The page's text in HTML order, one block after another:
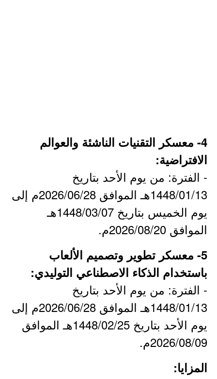
4- معسكر التقنيات الناشئة والعوالم
الافتراضية:
- الفترة: من يوم الأحد بتاريخ
1448/01/13هـ الموافق 2026/06/28م إلى
يوم الخميس بتاريخ 1448/03/07هـ
الموافق 2026/08/20م.
5- معسكر تطوير وتصميم الألعاب
باستخدام الذكاء الاصطناعي التوليدي:
- الفترة: من يوم الأحد بتاريخ
1448/01/13هـ الموافق 2026/06/28م إلى
يوم الأحد بتاريخ 1448/02/25هـ الموافق
2026/08/09م.
المزايا: